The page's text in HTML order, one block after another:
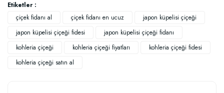
Etiketler :
çiçek fidanı al
çiçek fidanı en ucuz
japon küpelisi çiçeği
japon küpelisi çiçeği fidesi
japon küpelisi çiçeği fidanı
kohleria çiçeği
kohleria çiçeği fiyatları
kohleria çiçeği fidesi
kohleria çiçeği satın al